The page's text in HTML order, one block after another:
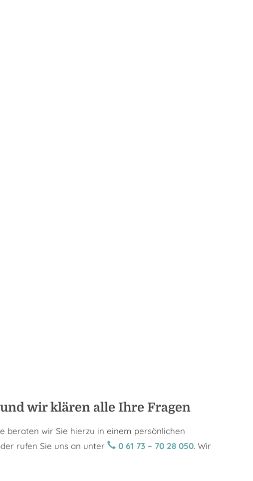
wir klären alle Ihre Fragen
beraten wir Sie hierzu in einem persönlichen
rufen Sie uns an unter 0 61 73 – 70 28 050. Wir